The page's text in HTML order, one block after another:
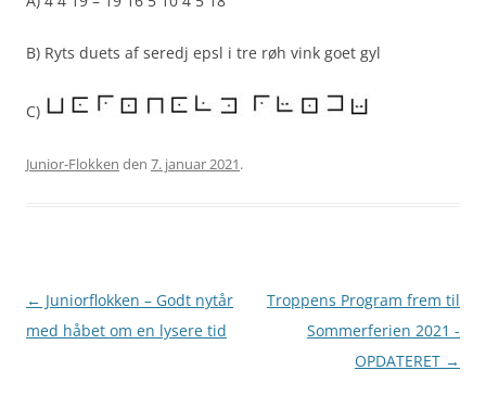
B) Ryts duets af seredj epsl i tre røh vink goet gyl
C)
Junior-Flokken den 7. januar 2021.
Artikel
navigation
← Juniorflokken – Godt nytår
med håbet om en lysere tid
Troppens Program frem til
Sommerferien 2021 -
OPDATERET →